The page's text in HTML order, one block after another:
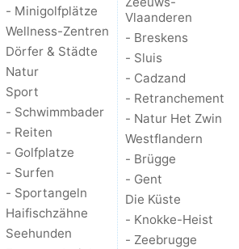
- Minigolfplätze
Wellness-Zentren
Dörfer & Städte
Natur
Sport
- Schwimmbader
- Reiten
- Golfplatze
- Surfen
- Sportangeln
Haifischzähne
Seehunden
Vlaanderen
- Breskens
- Sluis
- Cadzand
- Retranchement
- Natur Het Zwin
Westflandern
- Brügge
- Gent
Die Küste
- Knokke-Heist
- Zeebrugge